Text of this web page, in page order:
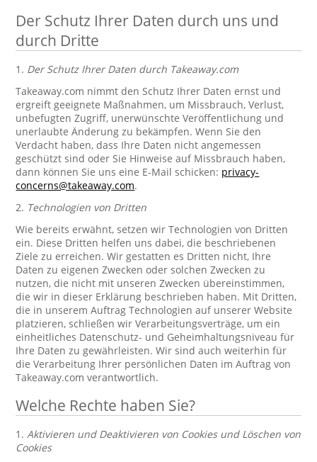
Der Schutz Ihrer Daten durch uns und
durch Dritte
1. Der Schutz Ihrer Daten durch Takeaway.com
Takeaway.com nimmt den Schutz Ihrer Daten ernst und
ergreift geeignete Maßnahmen, um Missbrauch, Verlust,
unbefugten Zugriff, unerwünschte Veröffentlichung und
unerlaubte Änderung zu bekämpfen. Wenn Sie den
Verdacht haben, dass Ihre Daten nicht angemessen
geschützt sind oder Sie Hinweise auf Missbrauch haben,
dann können Sie uns eine E-Mail schicken: privacy-
concerns@takeaway.com.
2. Technologien von Dritten
Wie bereits erwähnt, setzen wir Technologien von Dritten
ein. Diese Dritten helfen uns dabei, die beschriebenen
Ziele zu erreichen. Wir gestatten es Dritten nicht, Ihre
Daten zu eigenen Zwecken oder solchen Zwecken zu
nutzen, die nicht mit unseren Zwecken übereinstimmen,
die wir in dieser Erklärung beschrieben haben. Mit Dritten,
die in unserem Auftrag Technologien auf unserer Website
platzieren, schließen wir Verarbeitungsverträge, um ein
einheitliches Datenschutz- und Geheimhaltungsniveau für
Ihre Daten zu gewährleisten. Wir sind auch weiterhin für
die Verarbeitung Ihrer persönlichen Daten im Auftrag von
Takeaway.com verantwortlich.
Welche Rechte haben Sie?
1.Aktivieren und Deaktivieren von Cookies und Löschen von
Cookies